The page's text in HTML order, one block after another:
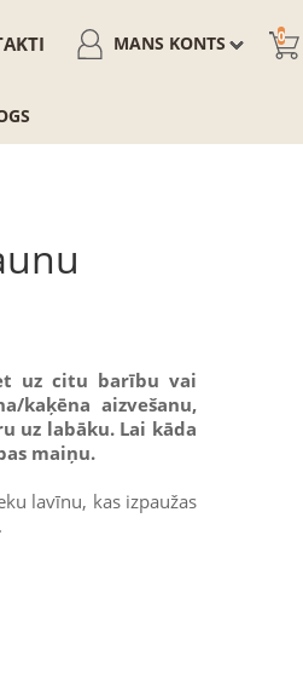
0
MANS KONTS
uz citu barību vai
aizvešanu,
uz labāku. Lai kāda
maiņu.
lavīnu, kas izpaužas